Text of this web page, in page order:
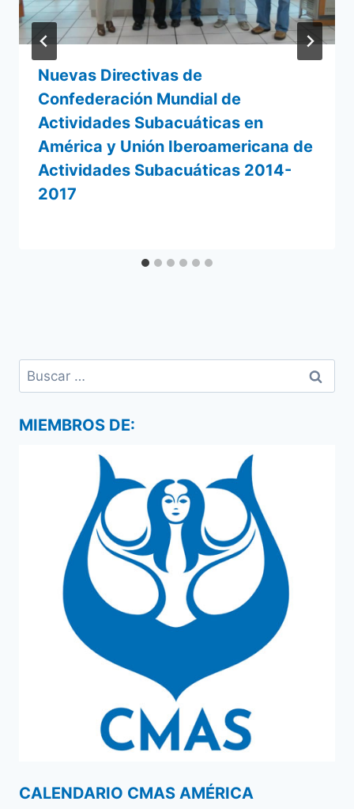
Nuevas Directivas de
Confederación Mundial de
Actividades Subacuáticas en
América y Unión Iberoamericana de
Actividades Subacuáticas 2014-
2017
Buscar:
MIEMBROS DE:
CALENDARIO CMAS AMÉRICA